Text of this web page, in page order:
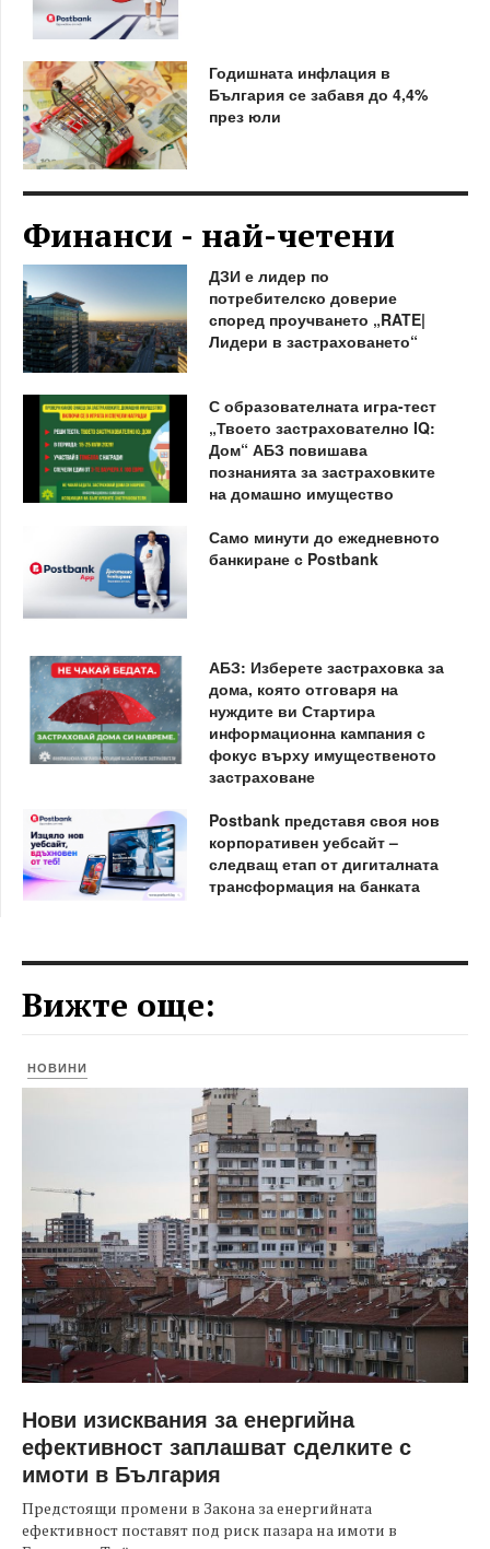
Годишната инфлация в
България се забавя до 4,4%
през юли
Финанси - най-четени
ДЗИ е лидер по
потребителско доверие
според проучването „RATE|
Лидери в застраховането“
С образователната игра-тест
„Твоето застрахователно IQ:
Дом“ АБЗ повишава
познанията за застраховките
на домашно имущество
Само минути до ежедневното
банкиране с Postbank
АБЗ: Изберете застраховка за
дома, която отговаря на
нуждите ви Стартира
информационна кампания с
фокус върху имущественото
застраховане
Postbank представя своя нов
корпоративен уебсайт –
следващ етап от дигиталната
трансформация на банката
Вижте още:
НОВИНИ
Нови изисквания за енергийна
ефективност заплашват сделките с
имоти в България
Предстоящи промени в Закона за енергийната
ефективност поставят под риск пазара на имоти в